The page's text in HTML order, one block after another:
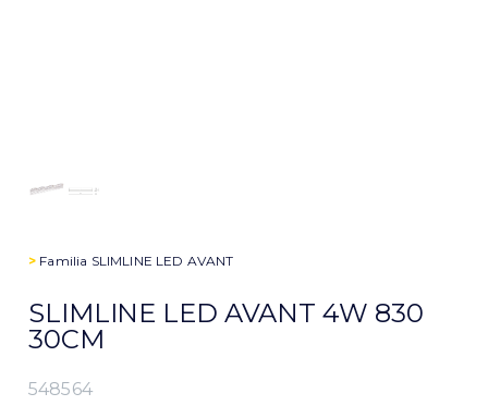
> Familia SLIMLINE LED AVANT
SLIMLINE LED AVANT 4W 830
30CM
548564